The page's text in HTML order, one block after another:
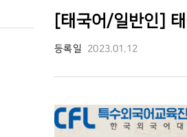
[태국어/일반인]
등록일 2023.01.12